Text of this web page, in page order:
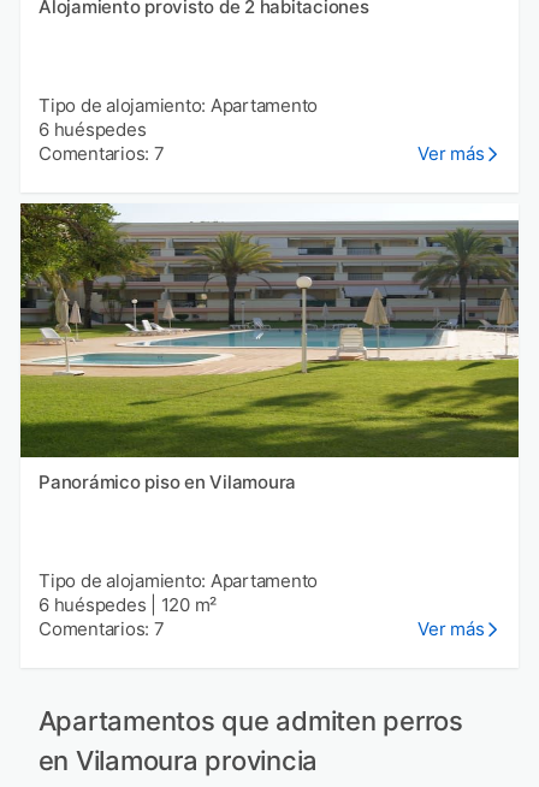
Alojamiento provisto de 2 habitaciones
Tipo de alojamiento: Apartamento
6 huéspedes
Comentarios: 7
Ver más
Panorámico piso en Vilamoura
Tipo de alojamiento: Apartamento
6 huéspedes
120 m²
Comentarios: 7
Ver más
Apartamentos que admiten perros
en Vilamoura provincia